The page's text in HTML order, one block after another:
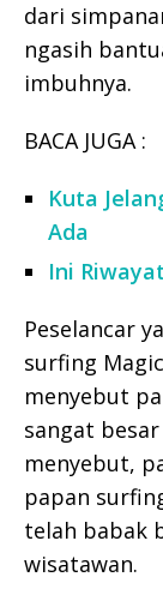
dari
ngasih
imbuhnya.
BACA JUGA :
Kuta
Ada
Ini
Peselancar
surfing
menyebut
sangat
menyebut,
papan
telah babak
wisatawan.